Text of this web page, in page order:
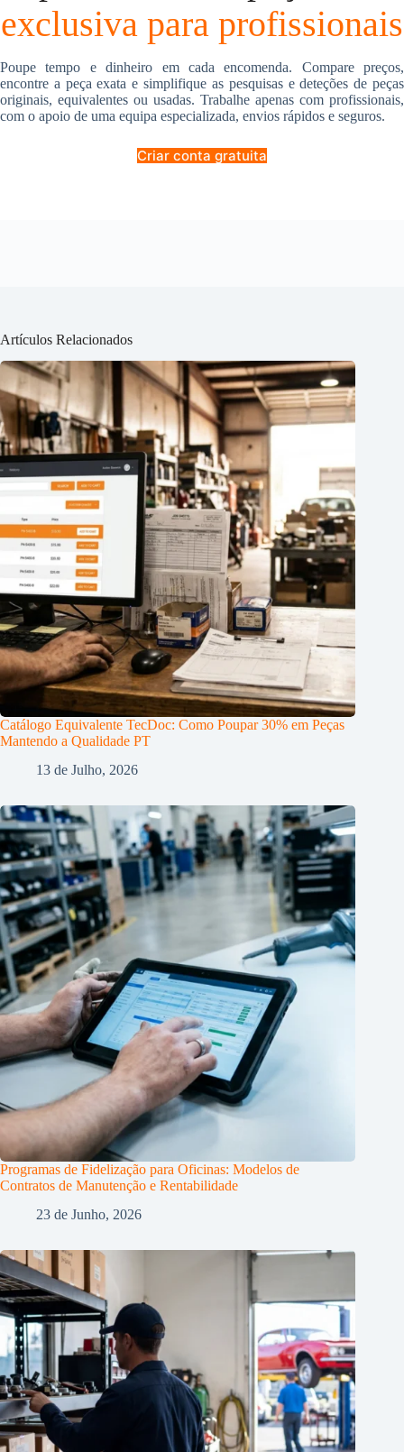
exclusiva para profissionais
Poupe tempo e dinheiro em cada encomenda. Compare preços,
encontre a peça exata e simplifique as pesquisas e deteções de peças
originais, equivalentes ou usadas. Trabalhe apenas com profissionais,
com o apoio de uma equipa especializada, envios rápidos e seguros.
Criar conta gratuita
Artículos Relacionados
Catálogo Equivalente TecDoc: Como Poupar 30% em Peças
Mantendo a Qualidade PT
13 de Julho, 2026
Programas de Fidelização para Oficinas: Modelos de
Contratos de Manutenção e Rentabilidade
23 de Junho, 2026